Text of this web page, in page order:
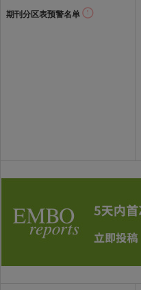
期刊分区表预警名单